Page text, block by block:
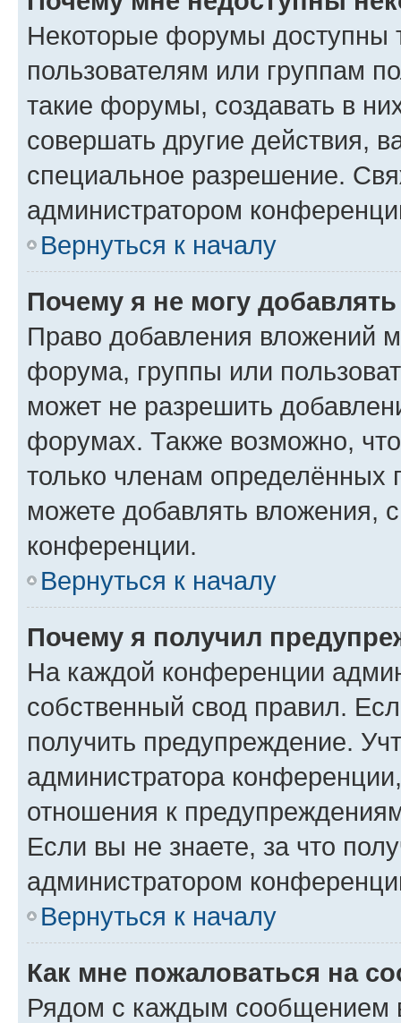
Некоторые форумы доступны
пользователям или группам
такие форумы, создавать в
совершать другие действия,
специальное разрешение.
администратором
Вернуться к началу
Почему я не могу
Право добавления вложений
форума, группы или
может не разрешить
форумах. Также возможно,
только членам определённых
можете добавлять вложения,
конференции.
Вернуться к началу
Почему я получил
На каждой конференции
собственный свод правил.
получить предупреждение.
администратора
отношения к
Если вы не знаете, за что
администратором
Вернуться к началу
Как мне пожаловаться на
Рядом с каждым сообщением